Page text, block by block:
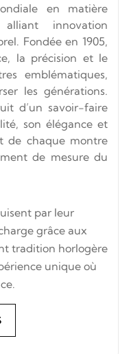
en matière
innovation
Fondée en 1905,
la précision et le
emblématiques,
les générations.
d’un savoir-faire
son élégance et
de chaque montre
de mesure du
par leur
grâce aux
tradition horlogère
unique où